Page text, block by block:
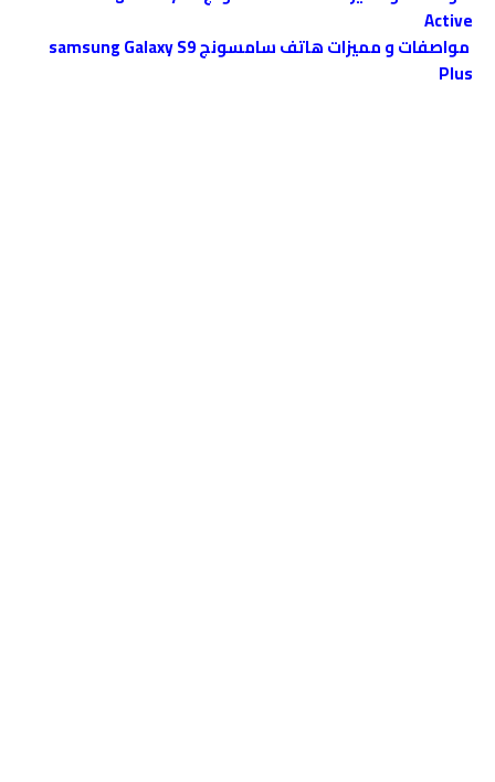
Active
مواصفات و مميزات هاتف سامسونج samsung Galaxy S9
Plus